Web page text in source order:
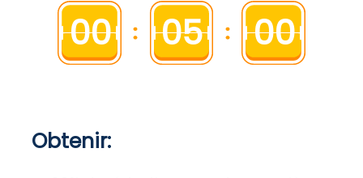
Svenska Norsk
00 05 00
Obtenir:
Svenska Norsk
Svenska Norsk